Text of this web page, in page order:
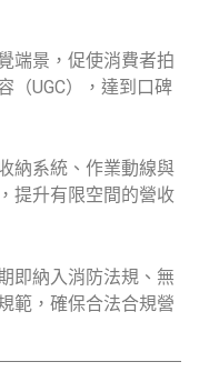
端景，促使消費者拍
（UGC），達到口碑
納系統、作業動線與
提升有限空間的營收
即納入消防法規、無
範，確保合法合規營